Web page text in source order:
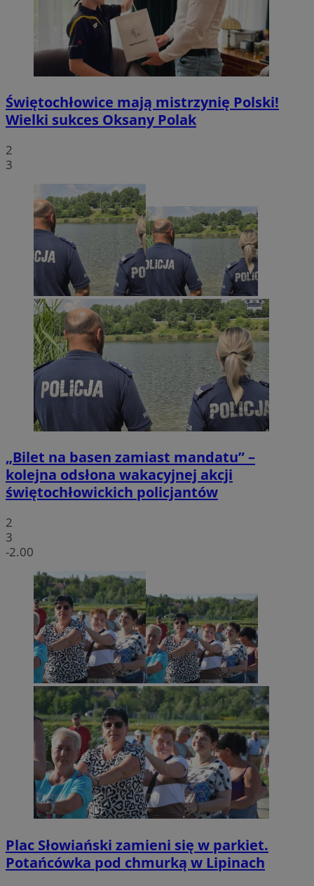
Świętochłowice mają mistrzynię Polski!
Wielki sukces Oksany Polak
2
3
„Bilet na basen zamiast mandatu” –
kolejna odsłona wakacyjnej akcji
świętochłowickich policjantów
2
3
-2.00
Plac Słowiański zamieni się w parkiet.
Potańcówka pod chmurką w Lipinach